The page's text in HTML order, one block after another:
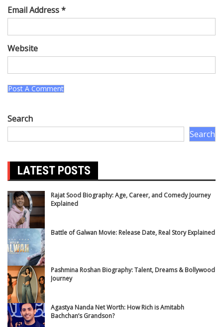
Email Address *
Website
Search
Search
LATEST POSTS
Rajat Sood Biography: Age, Career, and Comedy Journey
Explained
Battle of Galwan Movie: Release Date, Real Story Explained
Pashmina Roshan Biography: Talent, Dreams & Bollywood
Journey
Agastya Nanda Net Worth: How Rich is Amitabh
Bachchan’s Grandson?